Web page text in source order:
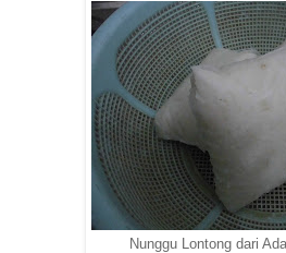
Nunggu Lontong dari